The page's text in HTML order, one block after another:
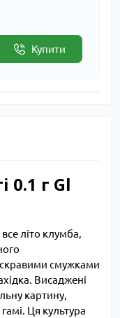
Купити
0.1 г Gl
літо клумба,
смужками
Висаджені
картину,
Ця культура